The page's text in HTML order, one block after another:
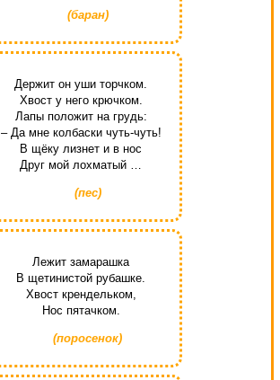
(баран)
Держит он уши торчком.
Хвост у него крючком.
Лапы положит на грудь:
– Да мне колбаски чуть-чуть!
В щёку лизнет и в нос
Друг мой лохматый …
(пес)
Лежит замарашка
В щетинистой рубашке.
Хвост крендельком,
Нос пятачком.
(поросенок)